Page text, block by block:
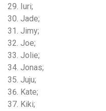
Iuri;
Jade;
Jimy;
Joe;
Jolie;
Jonas;
Juju;
Kate;
Kiki;